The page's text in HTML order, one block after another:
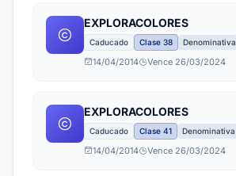
EXPLORACOLORES
Caducado Clase 38 Denominativa
14/04/2014 Vence 26/03/2024
EXPLORACOLORES
Caducado Clase 41 Denominativa
14/04/2014 Vence 26/03/2024